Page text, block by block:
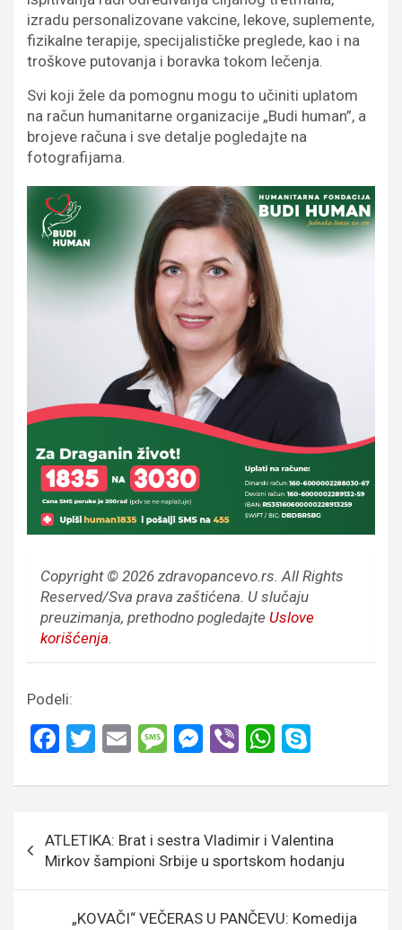
izradu personalizovane vakcine, lekove, suplemente,
fizikalne terapije, specijalističke preglede, kao i na
troškove putovanja i boravka tokom lečenja.
Svi koji žele da pomognu mogu to učiniti uplatom
na račun humanitarne organizacije „Budi human”, a
brojeve računa i sve detalje pogledajte na
fotografijama.
Copyright © 2026 zdravopancevo.rs. All Rights
Reserved/Sva prava zaštićena. U slučaju
preuzimanja, prethodno pogledajte Uslove
korišćenja.
Podeli:
F
ce
o
o
T
tt
E
ail
M
s
g
e
M
se
g
er
Vi
er
W
at
A
p
p
p
чланка
ATLETIKA: Brat i sestra Vladimir i Valentina
Mirkov šampioni Srbije u sportskom hodanju
„KOVAČI“ VEČERAS U PANČEVU: Komedija